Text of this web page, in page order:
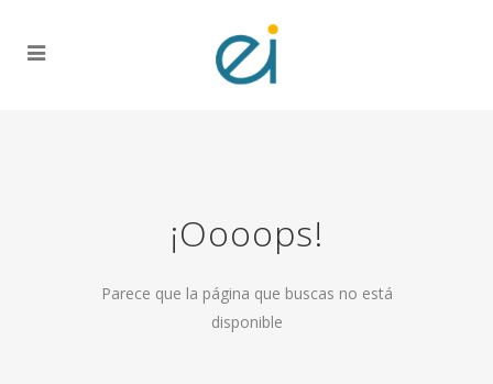
¡Oooops!
Parece que la página que buscas no está
disponible